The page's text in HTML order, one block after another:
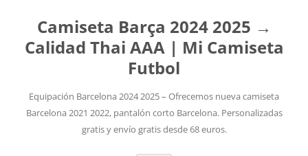
Camiseta Barça 2024 2025 →
Calidad Thai AAA | Mi Camiseta
Futbol
Equipación Barcelona 2024 2025 – Ofrecemos nueva camiseta
Barcelona 2021 2022, pantalón corto Barcelona. Personalizadas
gratis y envío gratis desde 68 euros.